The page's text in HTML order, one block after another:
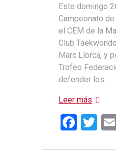
Este domingo
Campeonato
el CEM de la
Club
Marc Llorca, y
Trofeo
defender los…
Leer más
F
ce
T
tt